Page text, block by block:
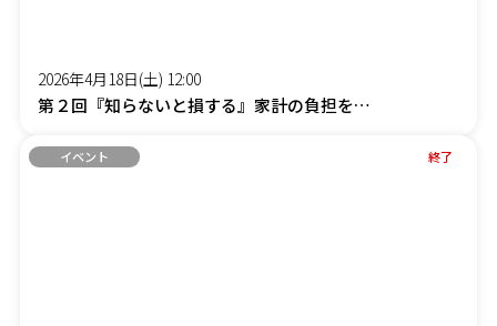
2026年4月18日(土) 12:00
第２回『知らないと損する』家計の負担を減らす「賢約(けんやく)サポート」オンラインセミナー
イベント 終了